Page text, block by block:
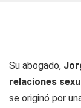
Su abogado,
relaciones
se originó por